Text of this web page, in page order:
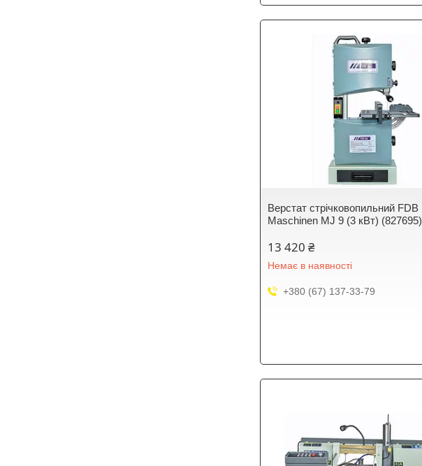
Верстат стрічковопильний FDB
Maschinen MJ 9 (3 кВт) (827695)
13 420 ₴
Немає в наявності
+380 (67) 137-33-79